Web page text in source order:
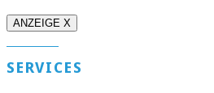
ANZEIGE X
SERVICES